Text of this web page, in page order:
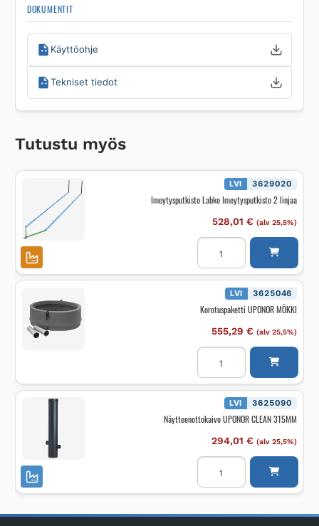
DOKUMENTIT
Käyttöohje
Tekniset tiedot
Tutustu myös
LVI 3629020
Imeytysputkisto Labko Imeytysputkisto 2 linjaa
528,01 € (alv 25,5%)
Imeytysputkisto
Labko
Imeytysputkisto
2
linjaa
määrä LVI 3625046
Korotuspaketti UPONOR MÖKKI
555,29 € (alv 25,5%)
Korotuspaketti
UPONOR
MÖKKI
määrä
LVI 3625090
Näytteenottokaivo UPONOR CLEAN 315MM
294,01 € (alv 25,5%)
Näytteenottokaivo
UPONOR
CLEAN
315MM